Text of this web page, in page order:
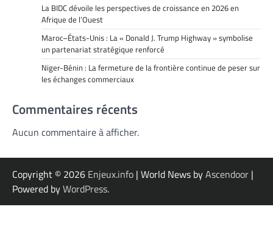
La BIDC dévoile les perspectives de croissance en 2026 en
Afrique de l’Ouest
Maroc–États-Unis : La « Donald J. Trump Highway » symbolise
un partenariat stratégique renforcé
Niger-Bénin : La fermeture de la frontière continue de peser sur
les échanges commerciaux
Commentaires récents
Aucun commentaire à afficher.
Copyright © 2026 Enjeux.info | World News byAscendoor |
Powered byWordPress.